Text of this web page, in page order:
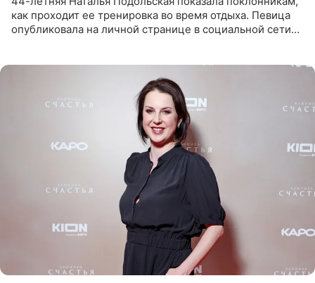
как проходит ее тренировка во время отдыха. Певица
опубликовала на личной странице в социальной сети